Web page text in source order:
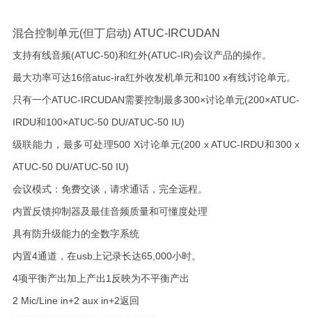
混合控制单元(但丁启动) ATUC-IRCUDAN
支持有线音频(ATUC-50)和红外(ATUC-IR)会议产品的操作。
最大功率可达16倍atuc-ira红外收发机单元和100 x有线讨论单元。
只有一个ATUC-IRCUDAN需要控制最多300×讨论单元(200×ATUC-
IRDU和100×ATUC-50 DU/ATUC-50 IU)
级联能力，最多可处理500 X讨论单元(200 x ATUC-IRDU和300 x
ATUC-50 DU/ATUC-50 IU)
会议模式：免费交谈，请求通话，完全远程。
内置反馈抑制器及最佳音频质量和可懂度处理
具有防升级能力的全数字系统
内置4通道，在usb上记录长达65,000小时。
4项平衡产出加上产出1反映为不平衡产出
2 Mic/Line in+2 aux in+2返回